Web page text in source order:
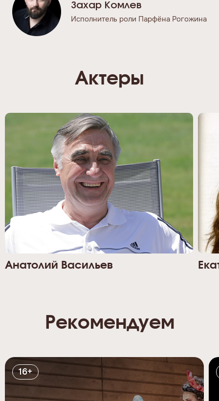
Захар Комлев
Исполнитель роли Парфёна Рогожина
Актеры
Анатолий Васильев
Рекомендуем
16+